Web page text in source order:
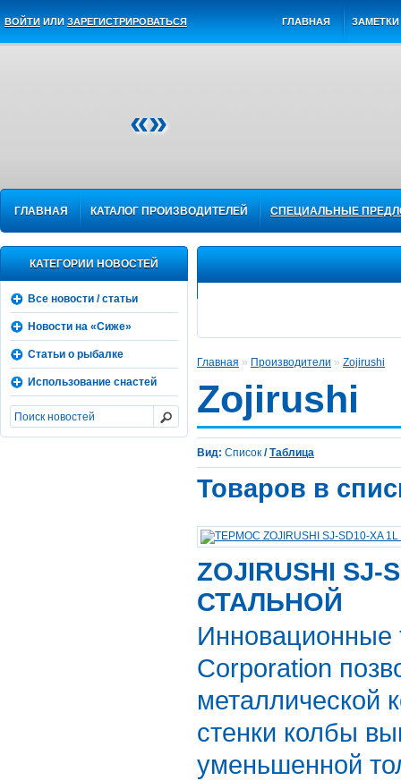
«»
ВОЙТИ ИЛИ ЗАРЕГИСТРИРОВАТЬСЯ ГЛАВНАЯ ЗАМЕТКИ
ГЛАВНАЯ КАТАЛОГ ПРОИЗВОДИТЕЛЕЙ СПЕЦИАЛЬНЫЕ
КАТЕГОРИИ НОВОСТЕЙ
Все новости / статьи
Новости на «Сиже»
Статьи о рыбалке
Использование снастей
Главная » Производители » Zojirushi
Zojirushi
Вид: Список / Таблица
Товаров в
ZOJIRUSHI SJ-
СТАЛЬНОЙ
Инновационные
Corporation
металлической
стенки колбы
уменьшенной